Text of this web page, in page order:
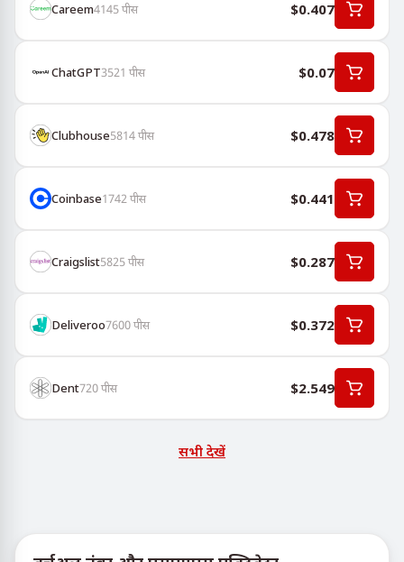
Careem4145पीस $0.407
ChatGPT3521 पीस $0.07
Clubhouse5814पीस $0.478
Coinbase1742 पीस $0.441
Craigslist5825पीस $0.287
Deliveroo7600पीस $0.372
Dent720पीस $2.549
सभी देखें